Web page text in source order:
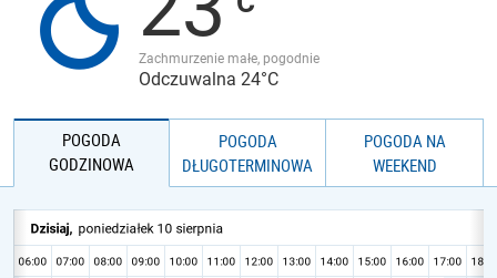
Zachmurzenie małe, pogodnie
Odczuwalna 24°C
POGODA
GODZINOWA
POGODA
DŁUGOTERMINOWA
POGODA NA
WEEKEND